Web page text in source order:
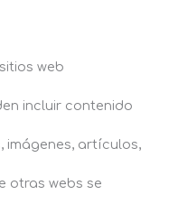
web
incluir contenido
imágenes, artículos,
otras webs se